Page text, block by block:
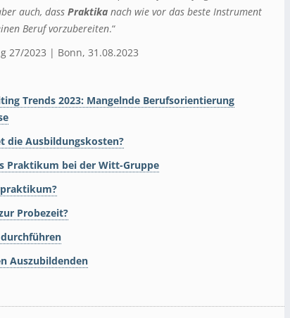
auch, dass Praktika nach wie vor das beste Instrument
Beruf vorzubereiten.“
27/2023 | Bonn, 31.08.2023
Trends 2023: Mangelnde Berufsorientierung
die Ausbildungskosten?
Praktikum bei der Witt-Gruppe
Probezeit?
Auszubildenden